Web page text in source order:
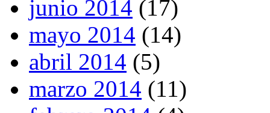
junio 2014 (17)
mayo 2014 (14)
abril 2014 (5)
marzo 2014 (11)